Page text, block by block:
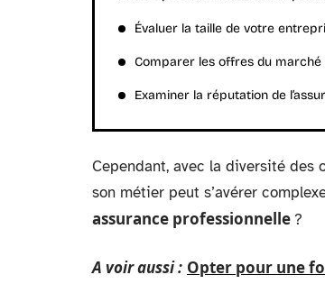
Évaluer la taille de votre
Comparer les offres du marché
Examiner la réputation de
Cependant, avec la diversité des
son métier peut s’avérer
assurance professionnelle?
A voir aussi : Opter pour une